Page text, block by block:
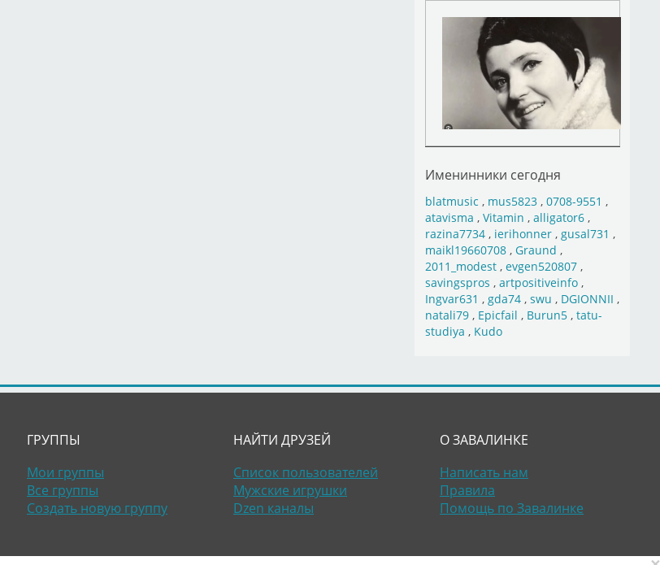
Именинники сегодня
blatmusic , mus5823, 0708-9551 ,
atavisma , Vitamin , alligator6,
razina7734, ierihonner, gusal731 ,
maikl19660708, Graund ,
2011_modest, evgen520807,
savingspros , artpositiveinfo,
Ingvar631 , gda74, swu , DGIONNII ,
natali79, Epicfail , Burun5, tatu-
studiya , Kudo
ГРУППЫ
Мои группы
Все группы
Создать новую группу
НАЙТИ ДРУЗЕЙ
Список пользователей
Мужские игрушки
Dzen каналы
О ЗАВАЛИНКЕ
Написать нам
Правила
Помощь по Завалинке